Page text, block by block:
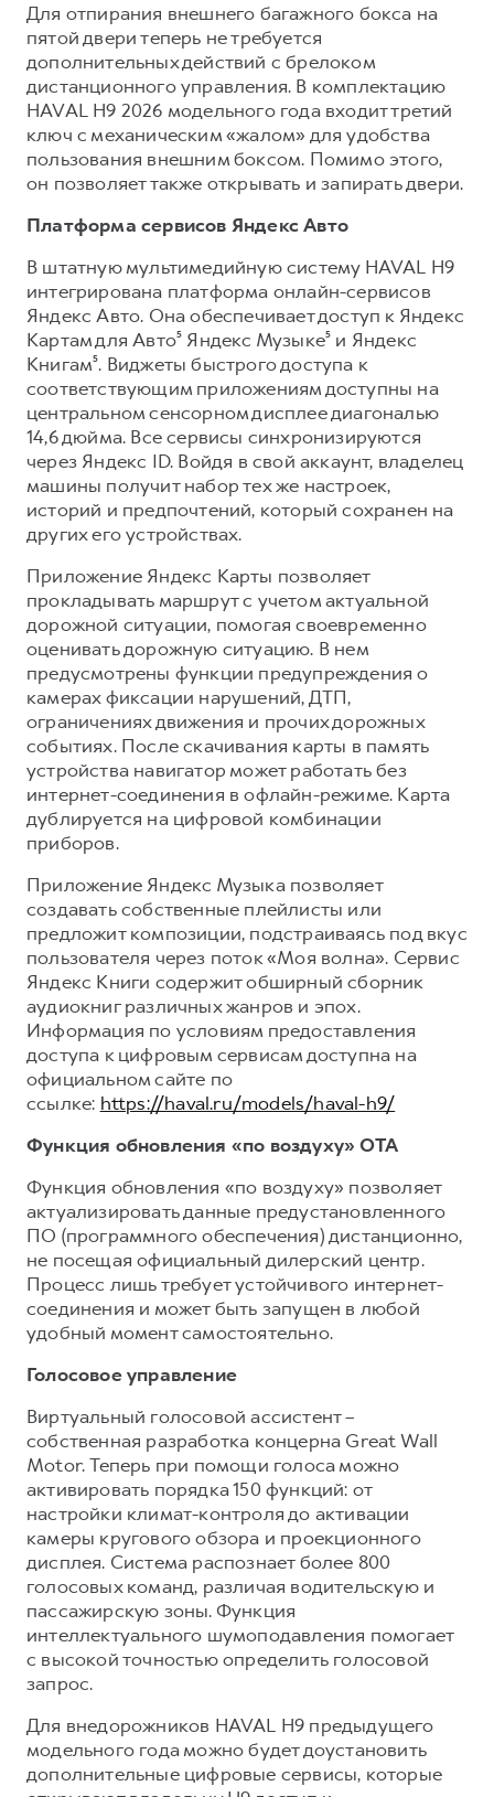
Для отпирания внешнего багажного бокса на
пятой двери теперь не требуется
дополнительных действий с брелоком
дистанционного управления. В комплектацию
HAVAL H9 2026 модельного года входит третий
ключ с механическим «жалом» для удобства
пользования внешним боксом. Помимо этого,
он позволяет также открывать и запирать двери.
Платформа сервисов Яндекс Авто
В штатную мультимедийную систему HAVAL H9
интегрирована платформа онлайн-сервисов
Яндекс Авто. Она обеспечивает доступ к Яндекс
Картам для Авто⁵ Яндекс Музыке⁵ и Яндекс
Книгам⁵. Виджеты быстрого доступа к
соответствующим приложениям доступны на
центральном сенсорном дисплее диагональю
14,6 дюйма. Все сервисы синхронизируются
через Яндекс ID. Войдя в свой аккаунт, владелец
машины получит набор тех же настроек,
историй и предпочтений, который сохранен на
других его устройствах.
Приложение Яндекс Карты позволяет
прокладывать маршрут с учетом актуальной
дорожной ситуации, помогая своевременно
оценивать дорожную ситуацию. В нем
предусмотрены функции предупреждения о
камерах фиксации нарушений, ДТП,
ограничениях движения и прочих дорожных
событиях. После скачивания карты в память
устройства навигатор может работать без
интернет-соединения в офлайн-режиме. Карта
дублируется на цифровой комбинации
приборов.
Приложение Яндекс Музыка позволяет
создавать собственные плейлисты или
предложит композиции, подстраиваясь под вкус
пользователя через поток «Моя волна». Сервис
Яндекс Книги содержит обширный сборник
аудиокниг различных жанров и эпох.
Информация по условиям предоставления
доступа к цифровым сервисам доступна на
официальном сайте по
ссылке: https://haval.ru/models/haval-h9/
Функция обновления «по воздуху» OTA
Функция обновления «по воздуху» позволяет
актуализировать данные предустановленного
ПО (программного обеспечения) дистанционно,
не посещая официальный дилерский центр.
Процесс лишь требует устойчивого интернет-
соединения и может быть запущен в любой
удобный момент самостоятельно.
Голосовое управление
Виртуальный голосовой ассистент –
собственная разработка концерна Great Wall
Motor. Теперь при помощи голоса можно
активировать порядка 150 функций: от
настройки климат-контроля до активации
камеры кругового обзора и проекционного
дисплея. Система распознает более 800
голосовых команд, различая водительскую и
пассажирскую зоны. Функция
интеллектуального шумоподавления помогает
с высокой точностью определить голосовой
запрос.
Для внедорожников HAVAL H9 предыдущего
модельного года можно будет доустановить
дополнительные цифровые сервисы, которые